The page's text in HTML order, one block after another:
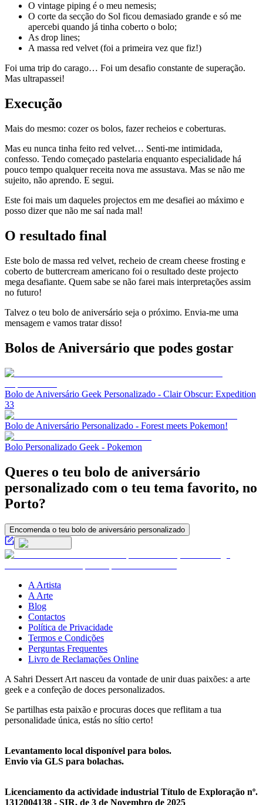
O vintage piping é o meu nemesis;
O corte da secção do Sol ficou demasiado grande e só me
apercebi quando já tinha coberto o bolo;
As drop lines;
A massa red velvet (foi a primeira vez que fiz!)
Foi uma trip do carago… Foi um desafio constante de superação.
Mas ultrapassei!
Execução
Mais do mesmo: cozer os bolos, fazer recheios e coberturas.
Mas eu nunca tinha feito red velvet… Senti-me intimidada,
confesso. Tendo começado pastelaria enquanto especialidade há
pouco tempo qualquer receita nova me assustava. Mas se não me
sujeito, não aprendo. E segui.
Este foi mais um daqueles projectos em me desafiei ao máximo e
posso dizer que não me saí nada mal!
O resultado final
Este bolo de massa red velvet, recheio de cream cheese frosting e
coberto de buttercream americano foi o resultado deste projecto
mega desafiante. Quem sabe se não farei mais interpretações assim
no futuro!
Talvez o teu bolo de aniversário seja o próximo. Envia-me uma
mensagem e vamos tratar disso!
Bolos de Aniversário que podes gostar
Bolo de Aniversário Geek Personalizado - Clair Obscur: Expedition
33
Bolo de Aniversário Personalizado - Forest meets Pokemon!
Bolo Personalizado Geek - Pokemon
Queres o teu bolo de aniversário
personalizado com o teu tema favorito, no
Porto?
Encomenda o teu bolo de aniversário personalizado
A Artista
A Arte
Blog
Contactos
Política de Privacidade
Termos e Condições
Perguntas Frequentes
Livro de Reclamações Online
A Sahri Dessert Art nasceu da vontade de unir duas paixões: a arte
geek e a confeção de doces personalizados.
Se partilhas esta paixão e procuras doces que reflitam a tua
personalidade única, estás no sítio certo!
Levantamento local disponível para bolos.
Envio via GLS para bolachas.
Licenciamento da actividade industrial Título de Exploração nº.
1312004138 - SIR, de 3 de Novembro de 2025